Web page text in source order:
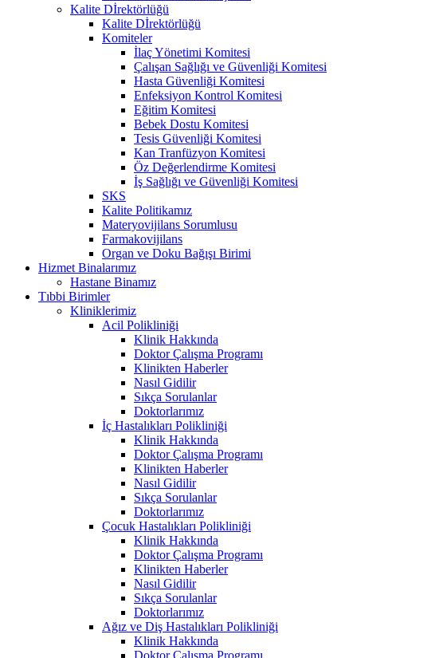
Kalite Dİrektörlüğü
Kalite Dİrektörlüğü
Komiteler
İlaç Yönetimi Komitesi
Çalışan Sağlığı ve Güvenliği Komitesi
Hasta Güvenliği Komitesi
Enfeksiyon Kontrol Komitesi
Eğitim Komitesi
Bebek Dostu Komitesi
Tesis Güvenliği Komitesi
Kan Tranfüzyon Komitesi
Öz Değerlendirme Komitesi
İş Sağlığı ve Güvenliği Komitesi
SKS
Kalite Politikamız
Materyovijilans Sorumlusu
Farmakovijilans
Organ ve Doku Bağışı Birimi
Hizmet Binalarımız
Hastane Binamız
Tıbbi Birimler
Kliniklerimiz
Acil Polikliniği
Klinik Hakkında
Doktor Çalışma Programı
Klinikten Haberler
Nasıl Gidilir
Sıkça Sorulanlar
Doktorlarımız
İç Hastalıkları Polikliniği
Klinik Hakkında
Doktor Çalışma Programı
Klinikten Haberler
Nasıl Gidilir
Sıkça Sorulanlar
Doktorlarımız
Çocuk Hastalıkları Polikliniği
Klinik Hakkında
Doktor Çalışma Programı
Klinikten Haberler
Nasıl Gidilir
Sıkça Sorulanlar
Doktorlarımız
Ağız ve Diş Hastalıkları Polikliniği
Klinik Hakkında
Doktor Çalışma Programı